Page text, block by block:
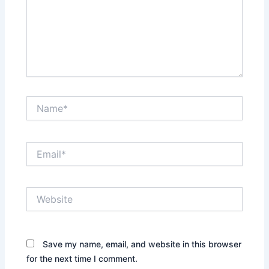
Save my name, email, and website in this browser
for the next time I comment.